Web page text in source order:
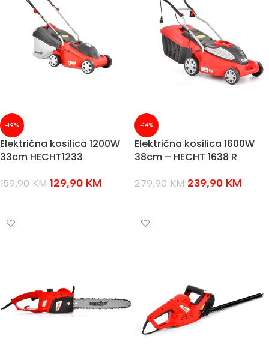
-19%
Električna kosilica 1200W
33cm HECHT1233
159,90KM 129,90 KM
-14%
Električna kosilica 1600W
38cm – HECHT 1638 R
279,90KM 239,90 KM